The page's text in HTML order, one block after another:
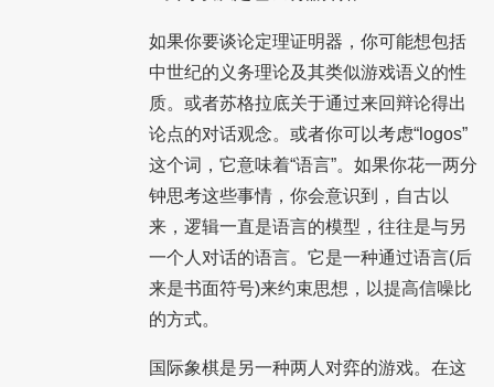
如果你要谈论定理证明器，你可能想包括
中世纪的义务理论及其类似游戏语义的性
质。或者苏格拉底关于通过来回辩论得出
论点的对话观念。或者你可以考虑“logos”
这个词，它意味着“语言”。如果你花一两分
钟思考这些事情，你会意识到，自古以
来，逻辑一直是语言的模型，往往是与另
一个人对话的语言。它是一种通过语言(后
来是书面符号)来约束思想，以提高信噪比
的方式。
国际象棋是另一种两人对弈的游戏。在这